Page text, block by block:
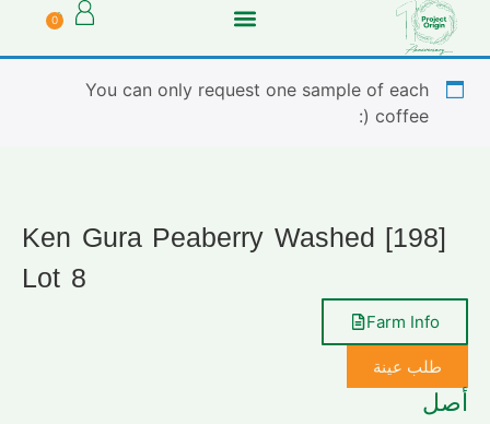
0
You can only request one sample of each
coffee (:
[198] Ken Gura Peaberry Washed
Lot 8
Farm Info
طلب عينة
أصل